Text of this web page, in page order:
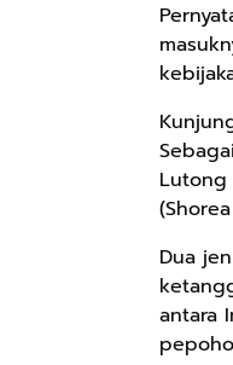
Dua
antara